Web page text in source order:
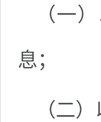
（一
息；
（二